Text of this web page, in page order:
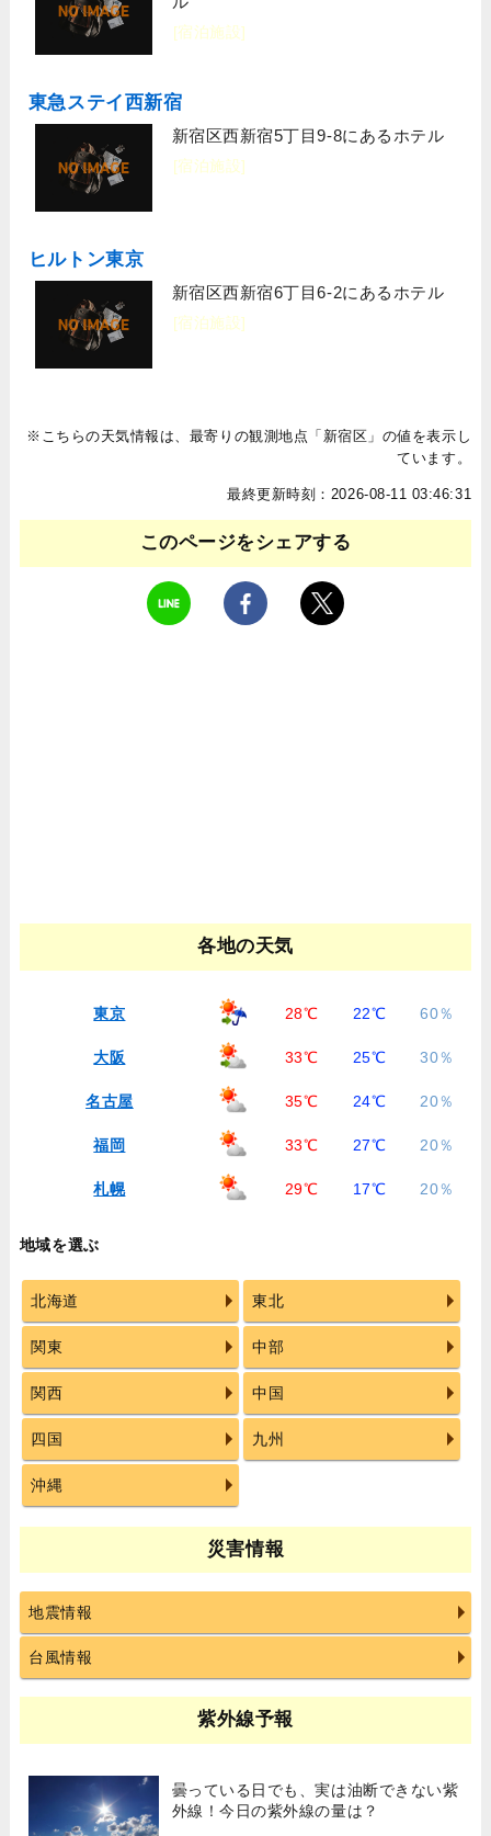
[宿泊施設]
東急ステイ西新宿
新宿区西新宿5丁目9-8にあるホテル
[宿泊施設]
ヒルトン東京
新宿区西新宿6丁目6-2にあるホテル
[宿泊施設]
※こちらの天気情報は、最寄りの観測地点「新宿区」の値を表示し
ています。
最終更新時刻：2026-08-11 03:46:31
このページをシェアする
各地の天気
東京 28℃ 22℃ 60％
大阪 33℃ 25℃ 30％
名古屋 35℃ 24℃ 20％
福岡 33℃ 27℃ 20％
札幌 29℃ 17℃ 20％
地域を選ぶ
北海道 東北
関東 中部
関西 中国
四国 九州
沖縄
災害情報
地震情報
台風情報
紫外線予報
曇っている日でも、実は油断できない紫
外線！今日の紫外線の量は？